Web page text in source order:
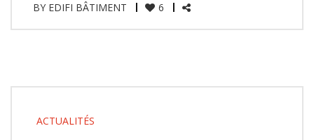
BY EDIFI BÂTIMENT 6
ACTUALITÉS